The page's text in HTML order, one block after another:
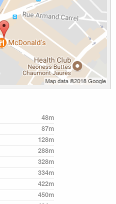
48m
87m
128m
288m
328m
334m
422m
450m